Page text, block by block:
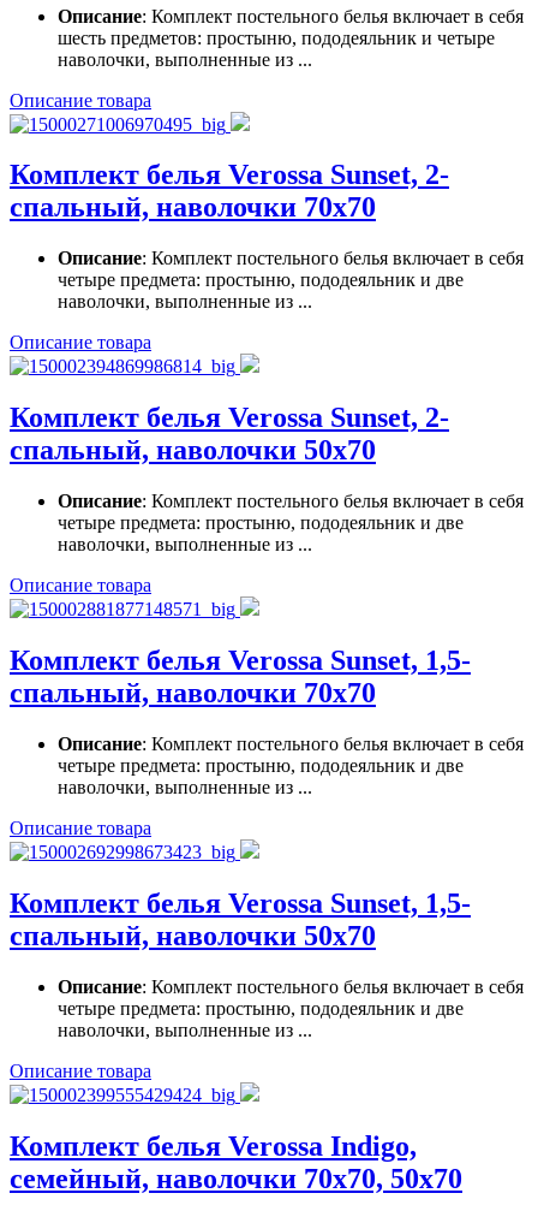
Описание: Комплект постельного белья включает в себя
шесть предметов: простыню, пододеяльник и четыре
наволочки, выполненные из ...
Описание товара
Комплект белья Verossa Sunset, 2-
спальный, наволочки 70х70
Описание: Комплект постельного белья включает в себя
четыре предмета: простыню, пододеяльник и две
наволочки, выполненные из ...
Описание товара
Комплект белья Verossa Sunset, 2-
спальный, наволочки 50х70
Описание: Комплект постельного белья включает в себя
четыре предмета: простыню, пододеяльник и две
наволочки, выполненные из ...
Описание товара
Комплект белья Verossa Sunset, 1,5-
спальный, наволочки 70х70
Описание: Комплект постельного белья включает в себя
четыре предмета: простыню, пододеяльник и две
наволочки, выполненные из ...
Описание товара
Комплект белья Verossa Sunset, 1,5-
спальный, наволочки 50х70
Описание: Комплект постельного белья включает в себя
четыре предмета: простыню, пододеяльник и две
наволочки, выполненные из ...
Описание товара
Комплект белья Verossa Indigo,
семейный, наволочки 70х70, 50х70